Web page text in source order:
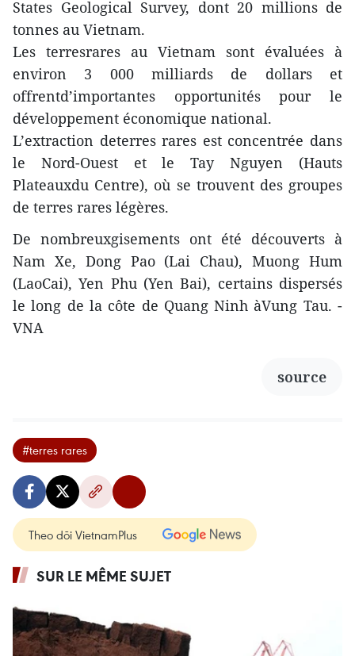
States Geological Survey, dont 20 millions de
tonnes au Vietnam.
Les terresrares au Vietnam sont évaluées à
environ 3 000 milliards de dollars et
offrentd’importantes opportunités pour le
développement économique national.
L’extraction deterres rares est concentrée dans
le Nord-Ouest et le Tay Nguyen (Hauts
Plateauxdu Centre), où se trouvent des groupes
de terres rares légères.
De nombreuxgisements ont été découverts à
Nam Xe, Dong Pao (Lai Chau), Muong Hum
(LaoCai), Yen Phu (Yen Bai), certains dispersés
le long de la côte de Quang Ninh àVung Tau. -
VNA
source
#terres rares
Theo dõi VietnamPlus
SUR LE MÊME SUJET